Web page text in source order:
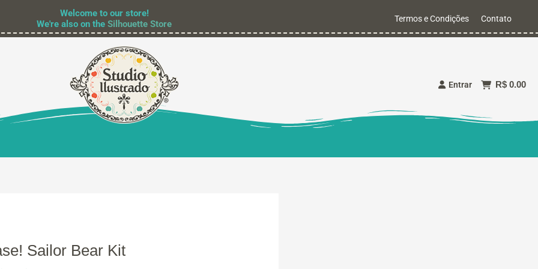
Welcome to our store!
We're also on theSilhouette Store Termos e Condições Contato
Entrar R$ 0.00
Sailor Bear Kit